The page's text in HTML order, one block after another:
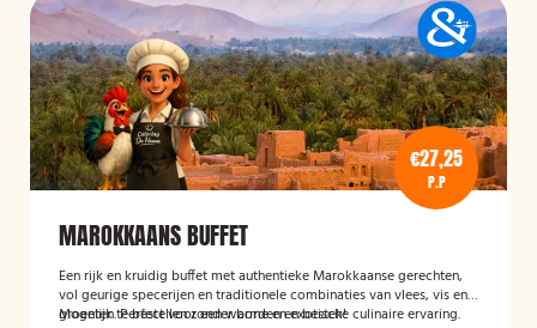
€27,25
P.P
MAROKKAANS BUFFET
Een rijk en kruidig buffet met authentieke Marokkaanse gerechten,
vol geurige specerijen en traditionele combinaties van vlees, vis en
groenten. Perfect voor een warme en exotische culinaire ervaring.
Mogelijk te bestellen zonder borden en bestek!